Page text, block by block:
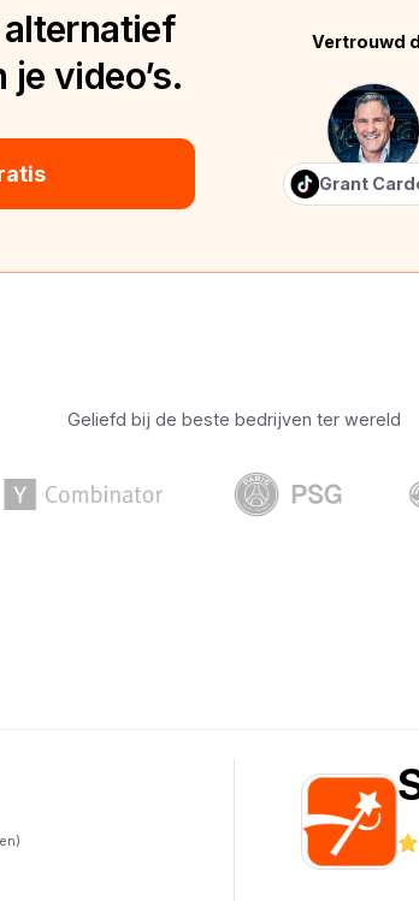
alternatief
video’s.
Vertrouwd
Grant
Geliefd bij de beste bedrijven ter wereld